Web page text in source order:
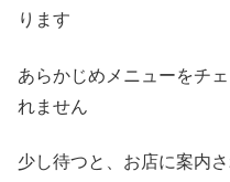
ります
あらかじめメニューをチ
れません
少し待つと、お店に案内